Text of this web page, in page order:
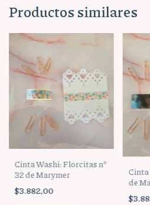
Productos similares
Cinta Washi: Florcitas nº
32 de Marymer
$3.882,00
Cinta
de